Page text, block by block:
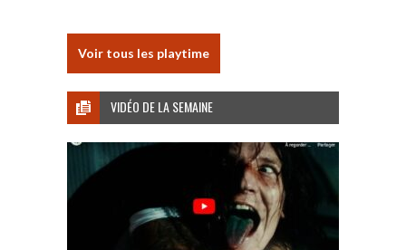
Voir tous les playtime
VIDÉO DE LA SEMAINE